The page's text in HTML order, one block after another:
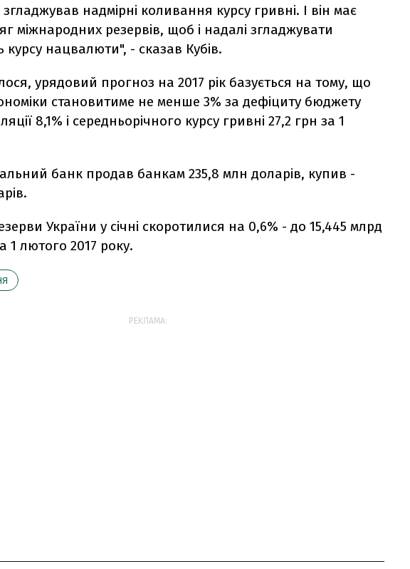
надмірні коливання курсу гривні. І він має
міжнародних резервів, щоб і надалі згладжувати
курсу нацвалюти", - сказав Кубів.
урядовий прогноз на 2017 рік базується на тому, що
становитиме не менше 3% за дефіциту бюджету
8,1% і середньорічного курсу гривні 27,2 грн за 1
банк продав банкам 235,8 млн доларів, купив -
України у січні скоротилися на 0,6% - до 15,445 млрд
1 лютого 2017 року.
РЕКЛАМА: